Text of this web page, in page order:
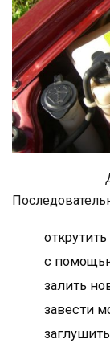
с
залить
завести